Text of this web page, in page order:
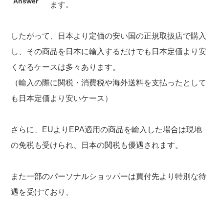
ます。
したがって、日本より定価の安い国の正規取扱店で購入
し、その商品を日本に輸入するだけでも日本定価より安
くなるケースは多々あります。
（輸入の際に関税・消費税や海外送料を支払ったとして
も日本定価より安いケース）
さらに、EUよりEPA適用の商品を輸入した場合は現地
の免税も受けられ、日本の関税も優遇されます。
また一部のパーソナルショッパーは買付先より特別な待
遇を受けており、